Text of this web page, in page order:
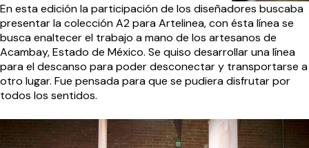
En esta edición la participación de los diseñadores buscaba
presentar la colección A2 para Artelinea, con ésta línea se
busca enaltecer el trabajo a mano de los artesanos de
Acambay, Estado de México. Se quiso desarrollar una línea
para el descanso para poder desconectar y transportarse a
otro lugar. Fue pensada para que se pudiera disfrutar por
todos los sentidos.